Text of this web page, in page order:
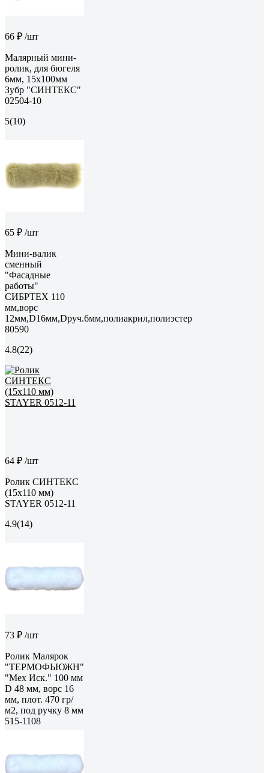
66 ₽ /шт
Малярный мини-
ролик, для бюгеля
6мм, 15x100мм
Зубр "СИНТЕКС"
02504-10
5(10)
65 ₽ /шт
Мини-валик
сменный
"Фасадные
работы"
СИБРТЕХ 110
мм,ворс
12мм,D16мм,Dруч.6мм,полиакрил,полиэстер
80590
4.8(22)
64 ₽ /шт
Ролик СИНТЕКС
(15x110 мм)
STAYER 0512-11
4.9(14)
73 ₽ /шт
Ролик Малярок
"ТЕРМОФЬЮЖН"
"Мех Иск." 100 мм
D 48 мм, ворс 16
мм, плот. 470 гр/
м2, под ручку 8 мм
515-1108